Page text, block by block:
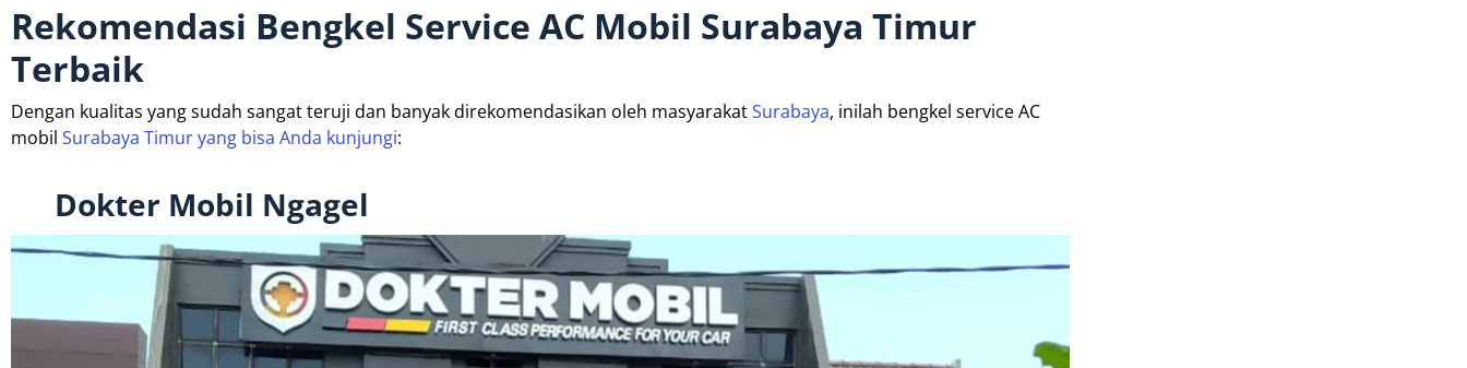
Rekomendasi Bengkel Service AC Mobil Surabaya Timur
Terbaik
Dengan kualitas yang sudah sangat teruji dan banyak direkomendasikan oleh masyarakatSurabaya, inilah bengkel service AC
mobil Surabaya Timur yang bisa Anda kunjungi:
Dokter Mobil Ngagel